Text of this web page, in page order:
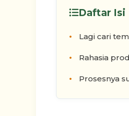
Daftar Isi
Lagi cari
Rahasia
Prosesnya